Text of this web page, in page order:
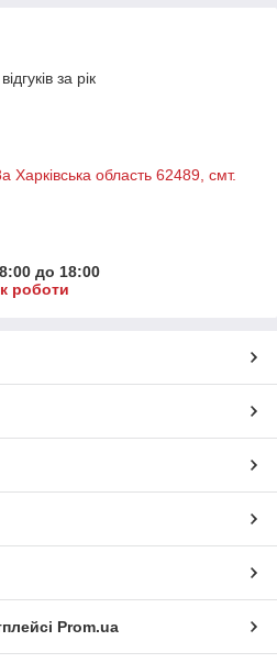
за рік
Харківська область 62489, смт.
до 18:00
роботи
Prom.ua